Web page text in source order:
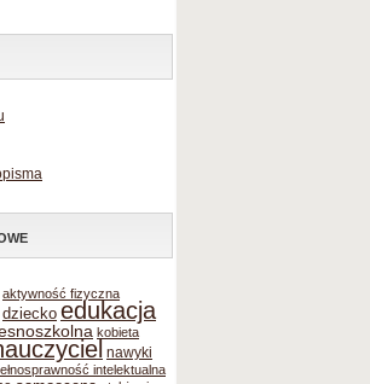
aktywność fizyczna
dziecko edukacja
kobieta
nawyki
intelektualna